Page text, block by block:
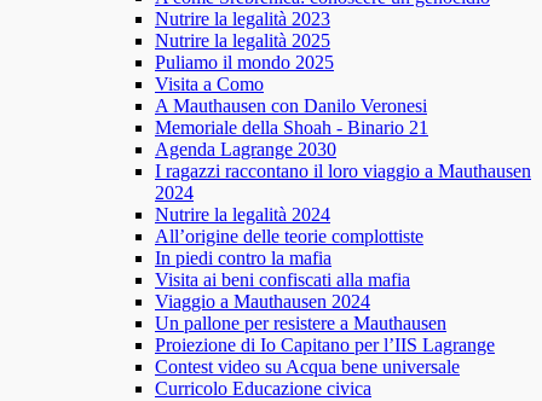
Nutrire la legalità 2023
Nutrire la legalità 2025
Puliamo il mondo 2025
Visita a Como
A Mauthausen con Danilo Veronesi
Memoriale della Shoah - Binario 21
Agenda Lagrange 2030
I ragazzi raccontano il loro viaggio a Mauthausen
2024
Nutrire la legalità 2024
All’origine delle teorie complottiste
In piedi contro la mafia
Visita ai beni confiscati alla mafia
Viaggio a Mauthausen 2024
Un pallone per resistere a Mauthausen
Proiezione di Io Capitano per l’IIS Lagrange
Contest video su Acqua bene universale
Curricolo Educazione civica